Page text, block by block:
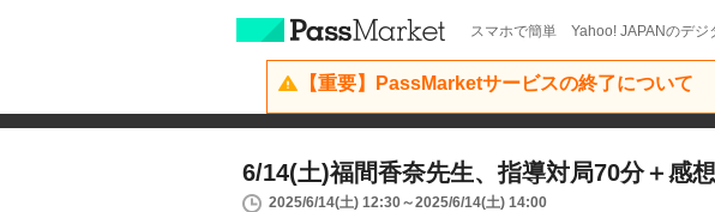
スマホで簡単 Yahoo! JAPANのデジ
【重要】PassMarketサービスの終了について
6/14(土)福間香奈先生、指導対局70分＋感
2025/6/14(土) 12:30～2025/6/14(土) 14:00